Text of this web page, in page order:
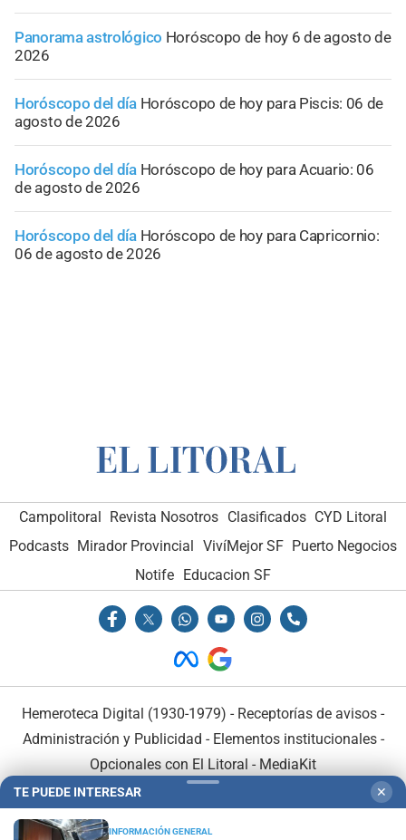
Panorama astrológico Horóscopo de hoy 6 de agosto de
2026
Horóscopo del día Horóscopo de hoy para Piscis: 06 de
agosto de 2026
Horóscopo del día Horóscopo de hoy para Acuario: 06
de agosto de 2026
Horóscopo del día Horóscopo de hoy para Capricornio:
06 de agosto de 2026
Campolitoral Revista Nosotros Clasificados CYD Litoral
Podcasts Mirador Provincial VivíMejor SF Puerto Negocios
Notife Educacion SF
Hemeroteca Digital (1930-1979) - Receptorías de avisos -
Administración y Publicidad - Elementos institucionales-
Opcionales con El Litoral - MediaKit
TE PUEDE INTERESAR ✕
INFORMACIÓN GENERAL